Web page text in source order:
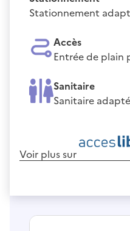
Stationnement
Accès
Entrée de plain
Sanitaire
Sanitaire adapté
Voir plus sur